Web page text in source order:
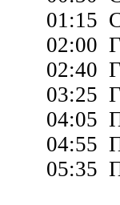
01:15
02:00
02:40
03:25
04:05
04:55
05:35